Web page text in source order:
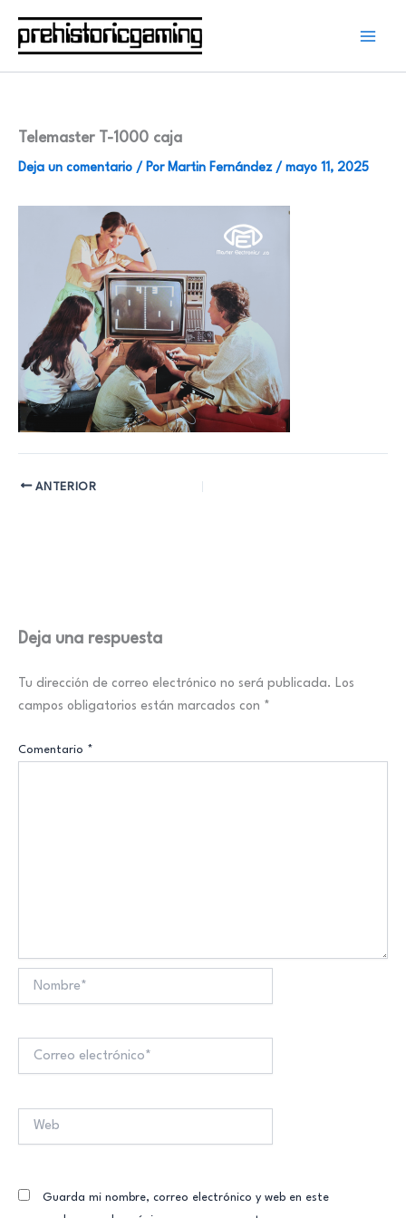
contenido
Telemaster T-1000 caja
Deja un comentario / Por Martin Fernández / mayo 11, 2025
ANTERIOR
Deja una respuesta
Tu dirección de correo electrónico no será publicada. Los
campos obligatorios están marcados con *
Comentario *
Guarda mi nombre, correo electrónico y web en este